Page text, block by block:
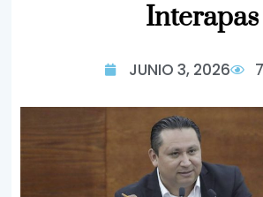
Interapas
JUNIO 3, 2026